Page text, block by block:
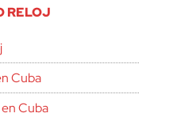
RELOJ
Cuba
Cuba